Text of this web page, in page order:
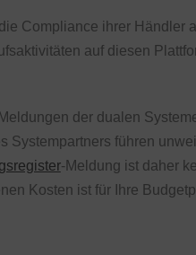
Compliance ihrer Händler
auf diesen
der dualen
Systempartners führen
-Meldung ist daher
Kosten ist für Ihre